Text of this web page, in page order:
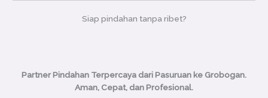
Siap pindahan tanpa ribet?
Partner Pindahan Terpercaya dari Pasuruan ke Grobogan.
Aman, Cepat, dan Profesional.